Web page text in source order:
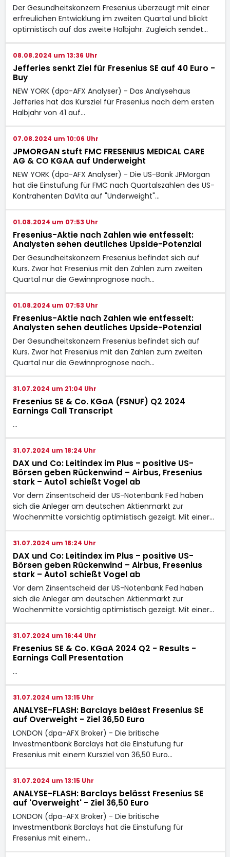
Der Gesundheitskonzern Fresenius überzeugt mit einer
erfreulichen Entwicklung im zweiten Quartal und blickt
optimistisch auf das zweite Halbjahr. Zugleich sendet…
08.08.2024 um 13:36 Uhr
Jefferies senkt Ziel für Fresenius SE auf 40 Euro -
Buy
NEW YORK (dpa-AFX Analyser) - Das Analysehaus
Jefferies hat das Kursziel für Fresenius nach dem ersten
Halbjahr von 41 auf…
07.08.2024 um 10:06 Uhr
JPMORGAN stuft FMC FRESENIUS MEDICAL CARE
AG & CO KGAA auf Underweight
NEW YORK (dpa-AFX Analyser) - Die US-Bank JPMorgan
hat die Einstufung für FMC nach Quartalszahlen des US-
Kontrahenten DaVita auf "Underweight"…
01.08.2024 um 07:53 Uhr
Fresenius-Aktie nach Zahlen wie entfesselt:
Analysten sehen deutliches Upside-Potenzial
Der Gesundheitskonzern Fresenius befindet sich auf
Kurs. Zwar hat Fresenius mit den Zahlen zum zweiten
Quartal nur die Gewinnprognose nach…
01.08.2024 um 07:53 Uhr
Fresenius-Aktie nach Zahlen wie entfesselt:
Analysten sehen deutliches Upside-Potenzial
Der Gesundheitskonzern Fresenius befindet sich auf
Kurs. Zwar hat Fresenius mit den Zahlen zum zweiten
Quartal nur die Gewinnprognose nach…
31.07.2024 um 21:04 Uhr
Fresenius SE & Co. KGaA (FSNUF) Q2 2024
Earnings Call Transcript
…
31.07.2024 um 18:24 Uhr
DAX und Co: Leitindex im Plus – positive US-
Börsen geben Rückenwind – Airbus, Fresenius
stark – Auto1 schießt Vogel ab
Vor dem Zinsentscheid der US-Notenbank Fed haben
sich die Anleger am deutschen Aktienmarkt zur
Wochenmitte vorsichtig optimistisch gezeigt. Mit einer…
31.07.2024 um 18:24 Uhr
DAX und Co: Leitindex im Plus – positive US-
Börsen geben Rückenwind – Airbus, Fresenius
stark – Auto1 schießt Vogel ab
Vor dem Zinsentscheid der US-Notenbank Fed haben
sich die Anleger am deutschen Aktienmarkt zur
Wochenmitte vorsichtig optimistisch gezeigt. Mit einer…
31.07.2024 um 16:44 Uhr
Fresenius SE & Co. KGaA 2024 Q2 - Results -
Earnings Call Presentation
…
31.07.2024 um 13:15 Uhr
ANALYSE-FLASH: Barclays belässt Fresenius SE
auf Overweight - Ziel 36,50 Euro
LONDON (dpa-AFX Broker) - Die britische
Investmentbank Barclays hat die Einstufung für
Fresenius mit einem Kursziel von 36,50 Euro…
31.07.2024 um 13:15 Uhr
ANALYSE-FLASH: Barclays belässt Fresenius SE
auf 'Overweight' - Ziel 36,50 Euro
LONDON (dpa-AFX Broker) - Die britische
Investmentbank Barclays hat die Einstufung für
Fresenius mit einem…